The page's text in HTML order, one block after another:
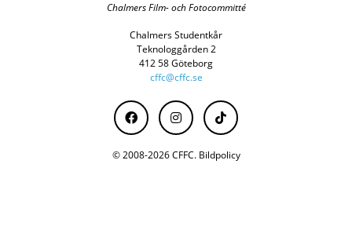
Chalmers Film- och Fotocommitté
Chalmers Studentkår
Teknologgården 2
412 58 Göteborg
cffc@cffc.se
© 2008-2026 CFFC. Bildpolicy